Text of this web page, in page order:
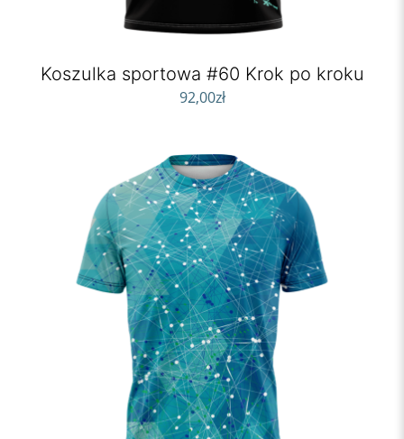
Koszulka sportowa #60 Krok po kroku
92,00zł